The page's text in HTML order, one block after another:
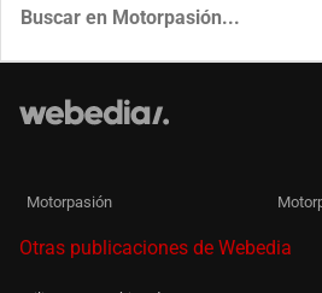
Motorpasión
Otras publicaciones de Webedia